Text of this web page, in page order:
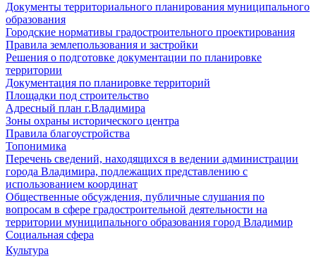
Документы территориального планирования муниципального
образования
Городские нормативы градостроительного проектирования
Правила землепользования и застройки
Решения о подготовке документации по планировке
территории
Документация по планировке территорий
Площадки под строительство
Адресный план г.Владимира
Зоны охраны исторического центра
Правила благоустройства
Топонимика
Перечень сведений, находящихся в ведении администрации
города Владимира, подлежащих представлению с
использованием координат
Общественные обсуждения, публичные слушания по
вопросам в сфере градостроительной деятельности на
территории муниципального образования город Владимир
Социальная сфера
Культура